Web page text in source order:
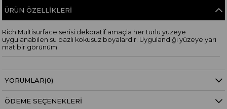
ÜRÜN ÖZELLIKLERI
Rich Multisurface serisi dekoratif amaçla her türlü yüzeye
uygulanabilen su bazlı kokusuz boyalardır. Uygulandığı yüzeye yarı
mat bir görünüm
YORUMLAR(0)
ÖDEME SEÇENEKLERI